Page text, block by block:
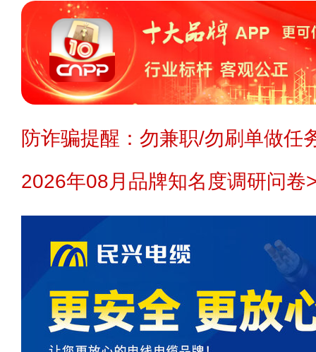
防诈骗提醒：勿兼职/勿刷单做任
2026年08月品牌知名度调研问卷